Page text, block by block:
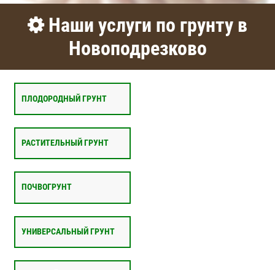
Наши услуги по грунту в
Новоподрезково
ПЛОДОРОДНЫЙ ГРУНТ
РАСТИТЕЛЬНЫЙ ГРУНТ
ПОЧВОГРУНТ
УНИВЕРСАЛЬНЫЙ ГРУНТ